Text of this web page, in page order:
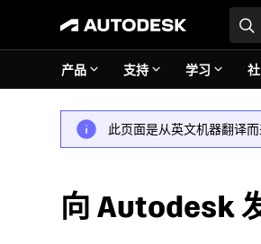
产品 支持 学习
此页面是从英文机器翻译而
向 Autodesk